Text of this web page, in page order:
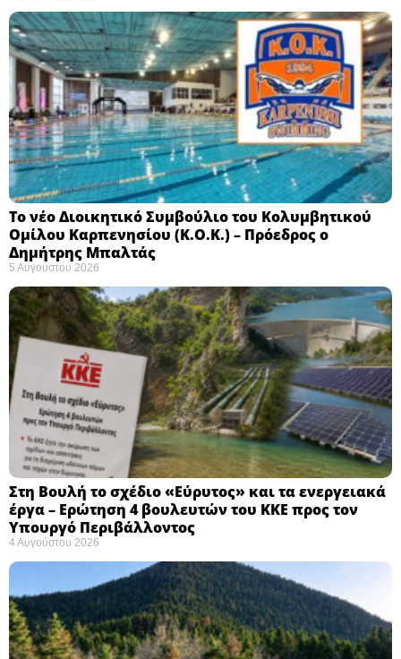
Το νέο Διοικητικό Συμβούλιο του Κολυμβητικού
Ομίλου Καρπενησίου (Κ.Ο.Κ.) – Πρόεδρος ο
Δημήτρης Μπαλτάς
5 Αυγούστου 2026
Στη Βουλή το σχέδιο «Εύρυτος» και τα ενεργειακά
έργα – Ερώτηση 4 βουλευτών του ΚΚΕ προς τον
Υπουργό Περιβάλλοντος
4 Αυγούστου 2026